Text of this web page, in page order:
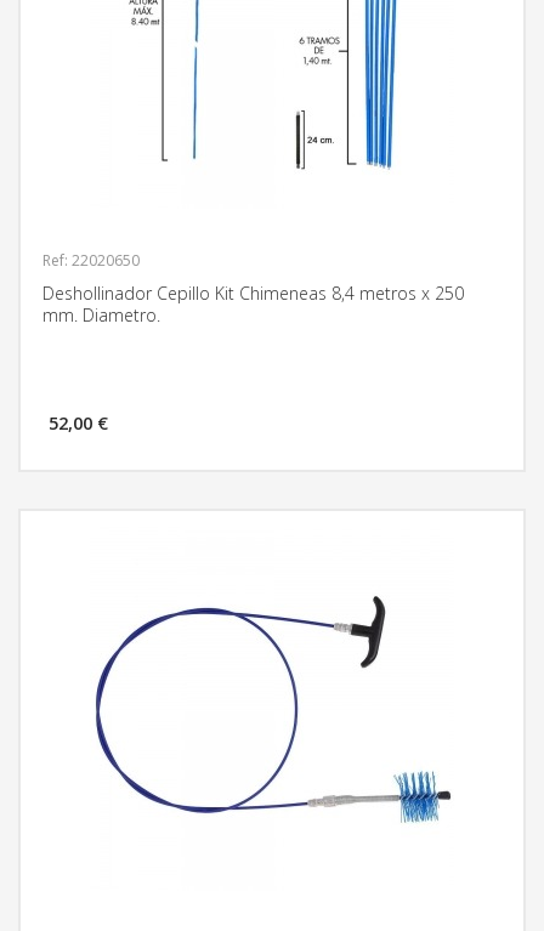
Ref: 22020650
Deshollinador Cepillo Kit Chimeneas 8,4 metros x 250
mm. Diametro.
52,00 €